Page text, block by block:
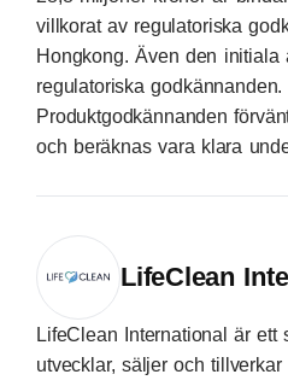
villkorat av regulatoriska
Hongkong. Även den initiala
regulatoriska godkännanden.
Produktgodkännanden
och beräknas vara klara
LifeClean
LifeClean International är ett
utvecklar, säljer och